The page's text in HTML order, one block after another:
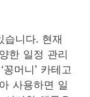
니다. 현재
한 일정 관리
머니’ 카테고
사용하면 일